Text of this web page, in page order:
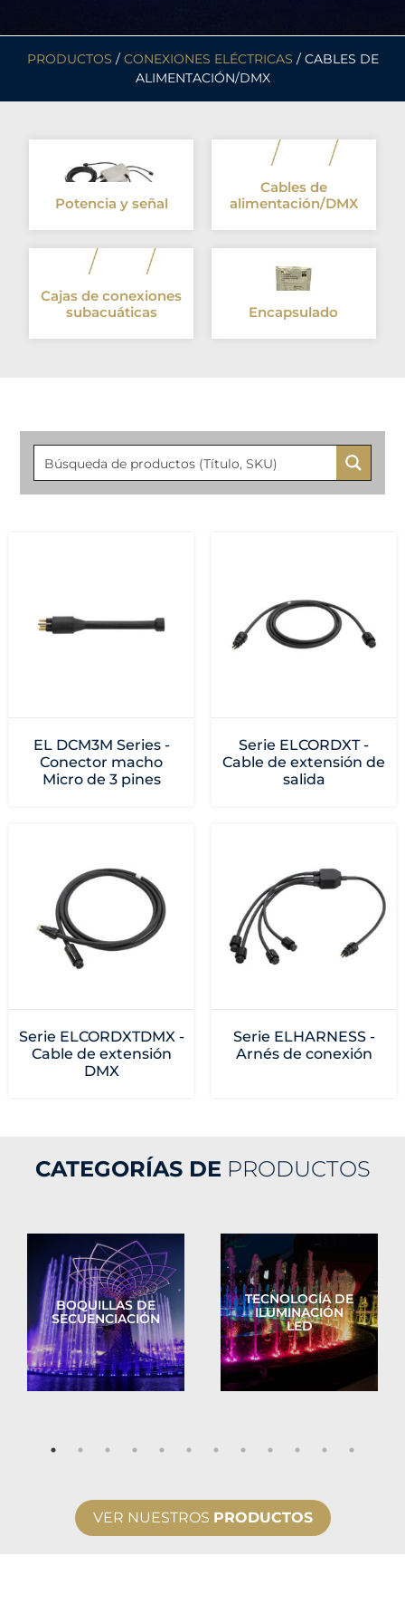
PRODUCTOS / CONEXIONES ELÉCTRICAS / CABLES DE
ALIMENTACIÓN/DMX
Potencia y señal
Cables de
alimentación/DMX
Cajas de conexiones
subacuáticas
Encapsulado
EL DCM3M Series -
Conector macho
Micro de 3 pines
Serie ELCORDXT -
Cable de extensión de
salida
Serie ELCORDXTDMX -
Cable de extensión
DMX
Serie ELHARNESS -
Arnés de conexión
CATEGORÍAS DE PRODUCTOS
BOQUILLAS DE
SECUENCIACIÓN
TECNOLOGÍA DE
ILUMINACIÓN
LED
VER NUESTROS PRODUCTOS